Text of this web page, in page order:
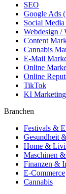
SEO
Google Ads
Social
Webdesign /
Content
Cannabis
E-Mail
Online
Online
TikTok
KI Marketing
Branchen
Festivals &
Gesundheit
Home &
Maschinen
Finanzen &
E-Commerce
Cannabis